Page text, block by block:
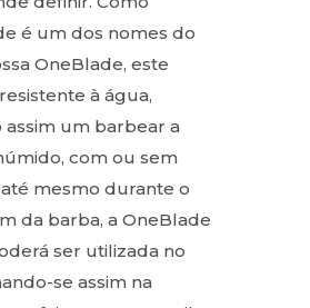
é um dos nomes do
OneBlade, este
à água,
um barbear a
com ou sem
mesmo durante o
da barba, a OneBlade
ser utilizada no
se assim na